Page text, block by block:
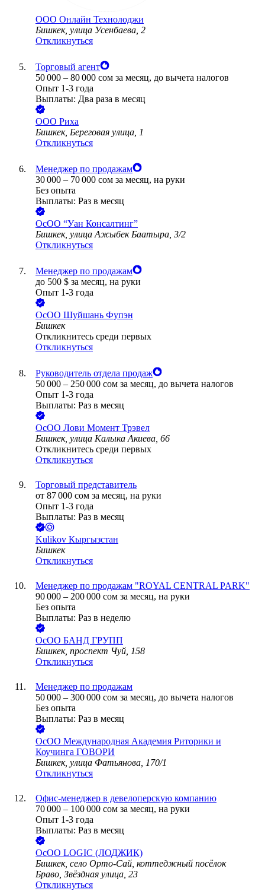
ООО Онлайн Технолоджи
Бишкек, улица Усенбаева, 2
Откликнуться
Торговый агент
50 000 – 80 000 сом за месяц, до вычета налогов
Опыт 1-3 года
Выплаты: Два раза в месяц
ООО Риха
Бишкек, Береговая улица, 1
Откликнуться
Менеджер по продажам
30 000 – 70 000 сом за месяц, на руки
Без опыта
Выплаты: Раз в месяц
ОсОО “Уан Консалтинг”
Бишкек, улица Ажыбек Баатыра, 3/2
Откликнуться
Менеджер по продажам
до 500 $ за месяц, на руки
Опыт 1-3 года
ОсОО Шуйшань Фупэн
Бишкек
Откликнитесь среди первых
Откликнуться
Руководитель отдела продаж
50 000 – 250 000 сом за месяц, до вычета налогов
Опыт 1-3 года
Выплаты: Раз в месяц
ОсОО Лови Момент Трэвел
Бишкек, улица Калыка Акиева, 66
Откликнитесь среди первых
Откликнуться
Торговый представитель
от 87 000 сом за месяц, на руки
Опыт 1-3 года
Выплаты: Раз в месяц
Kulikov Кыргызстан
Бишкек
Откликнуться
Менеджер по продажам "ROYAL CENTRAL PARK"
90 000 – 200 000 сом за месяц, на руки
Без опыта
Выплаты: Раз в неделю
ОсОО БАНД ГРУПП
Бишкек, проспект Чуй, 158
Откликнуться
Менеджер по продажам
50 000 – 300 000 сом за месяц, до вычета налогов
Без опыта
Выплаты: Раз в месяц
ОсОО Международная Академия Риторики и
Коучинга ГОВОРИ
Бишкек, улица Фатьянова, 170/1
Откликнуться
Офис-менеджер в девелоперскую компанию
70 000 – 100 000 сом за месяц, на руки
Опыт 1-3 года
Выплаты: Раз в месяц
ОсОО LOGIC (ЛОДЖИК)
Бишкек, село Орто-Сай, коттеджный посёлок
Браво, Звёздная улица, 23
Откликнуться